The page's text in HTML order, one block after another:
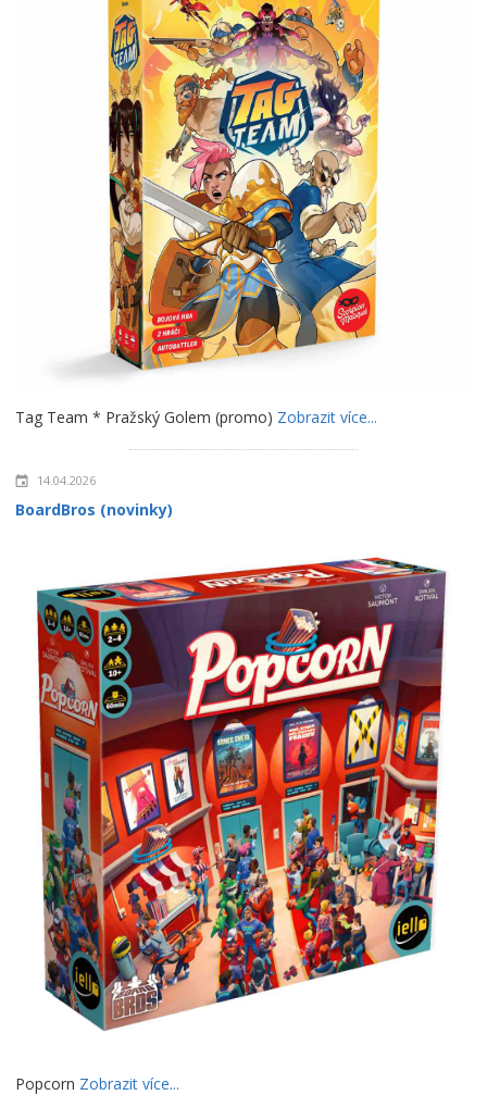
Tag Team * Pražský Golem (promo) Zobrazit více...
14.04.2026
BoardBros (novinky)
Popcorn Zobrazit více...